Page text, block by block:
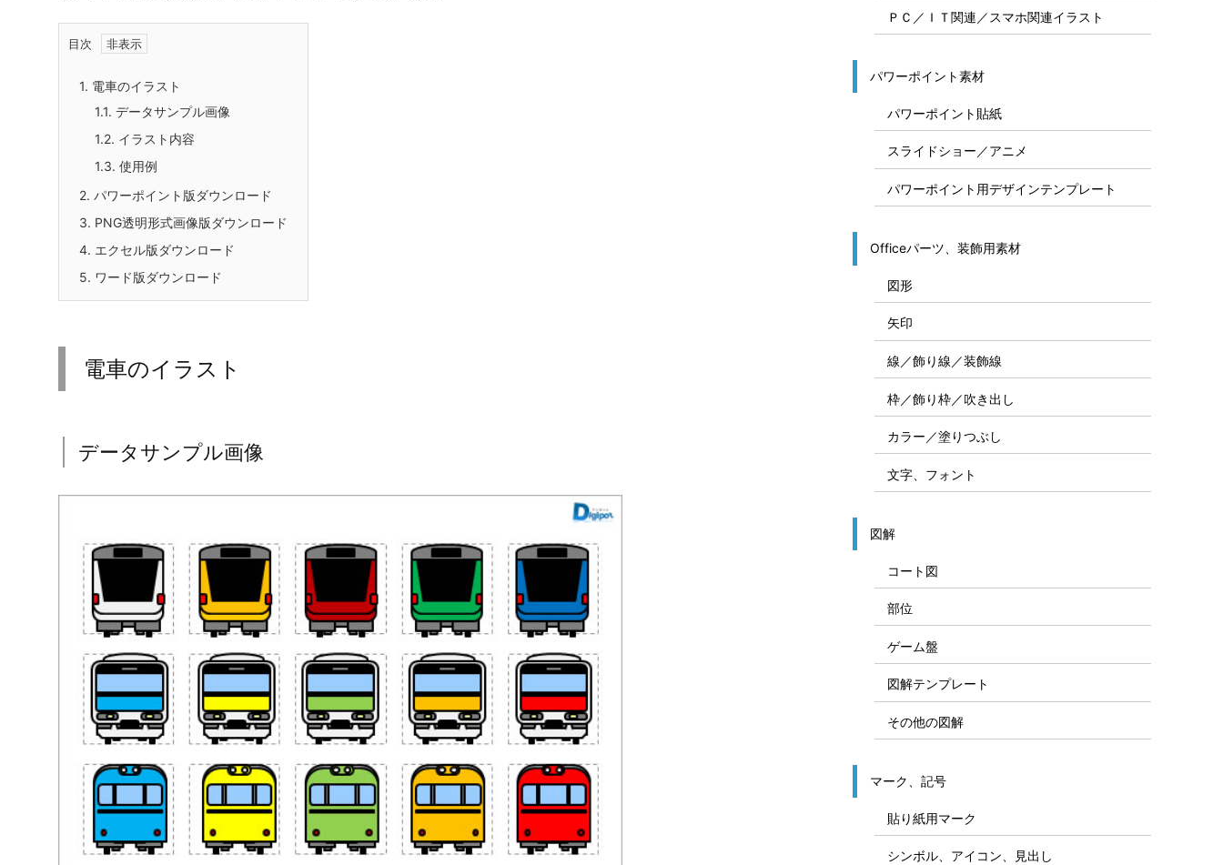
目次
1. 電車のイラスト
1.1. データサンプル画像
1.2. イラスト内容
1.3. 使用例
2. パワーポイント版ダウンロード
3. PNG透明形式画像版ダウンロード
4. エクセル版ダウンロード
5. ワード版ダウンロード
電車のイラスト
データサンプル画像
ＰＣ／ＩＴ関連／スマホ関連イラスト
パワーポイント素材
パワーポイント貼紙
スライドショー／アニメ
パワーポイント用デザインテンプレート
Officeパーツ、装飾用素材
図形
矢印
線／飾り線／装飾線
枠／飾り枠／吹き出し
カラー／塗りつぶし
文字、フォント
図解
コート図
部位
ゲーム盤
図解テンプレート
その他の図解
マーク、記号
貼り紙用マーク
シンボル、アイコン、見出し